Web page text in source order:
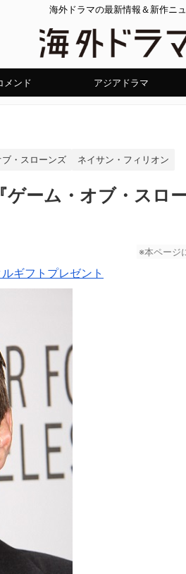
海外ドラマの最新情報＆新作ニ
メンド アジアドラマ
・スローンズ ネイサン・フィリオン
ーム・オブ・スロ
※本ページ